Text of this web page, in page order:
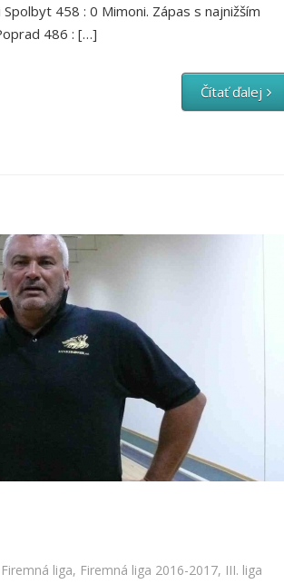
458 : 0 Mimoni. Zápas s najnižším
486 : […]
Čítať ďalej
III. liga 2016/2017
Firemná liga, Firemná liga 2016-2017, III. liga